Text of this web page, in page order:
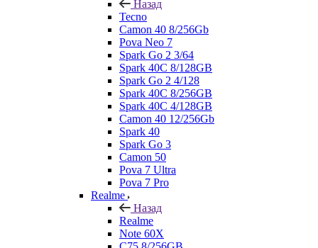
Назад
Tecno
Camon 40 8/256Gb
Pova Neo 7
Spark Go 2 3/64
Spark 40C 8/128GB
Spark Go 2 4/128
Spark 40C 8/256GB
Spark 40C 4/128GB
Camon 40 12/256Gb
Spark 40
Spark Go 3
Camon 50
Pova 7 Ultra
Pova 7 Pro
Realme
Назад
Realme
Note 60X